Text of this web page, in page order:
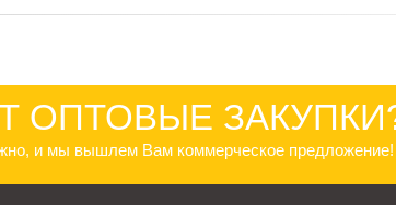
ОПТОВЫЕ
и мы вышлем Вам коммерческое предложение!